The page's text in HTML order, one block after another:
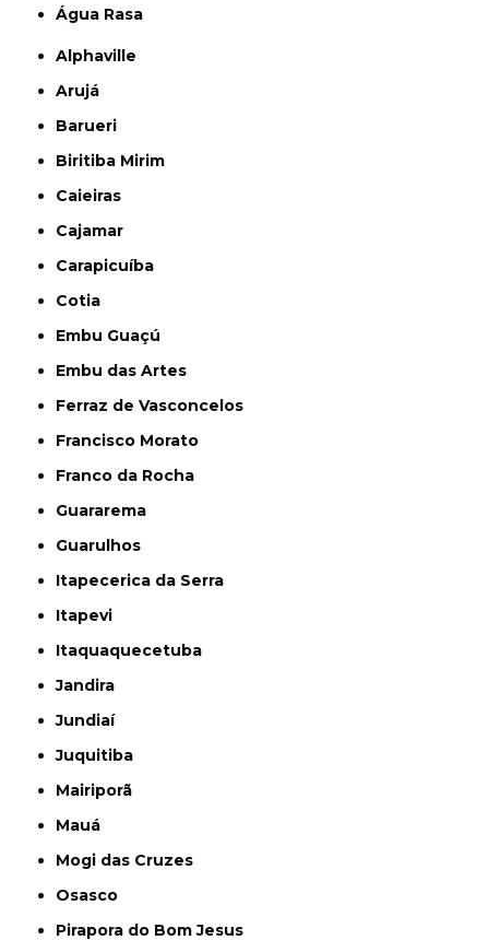
Água Rasa
Alphaville
Arujá
Barueri
Biritiba Mirim
Caieiras
Cajamar
Carapicuíba
Cotia
Embu Guaçú
Embu das Artes
Ferraz de Vasconcelos
Francisco Morato
Franco da Rocha
Guararema
Guarulhos
Itapecerica da Serra
Itapevi
Itaquaquecetuba
Jandira
Jundiaí
Juquitiba
Mairiporã
Mauá
Mogi das Cruzes
Osasco
Pirapora do Bom Jesus